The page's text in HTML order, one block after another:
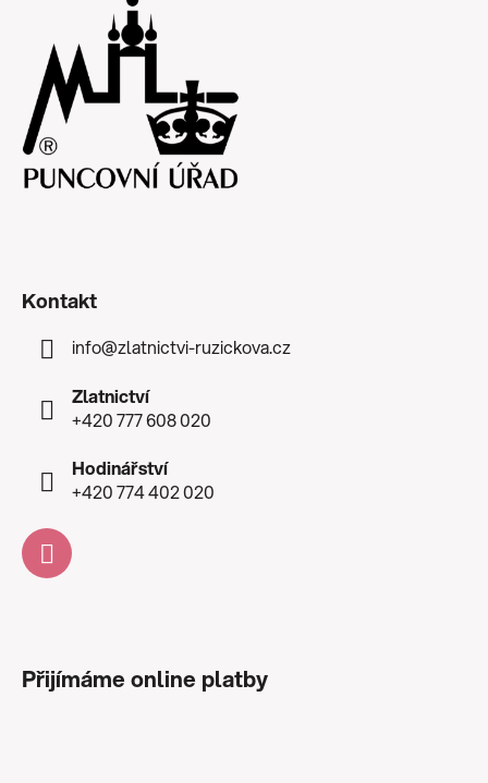
Kontakt
info@zlatnictvi-ruzickova.cz
Zlatnictví
+420 777 608 020
Hodinářství
+420 774 402 020
Přijímáme online platby